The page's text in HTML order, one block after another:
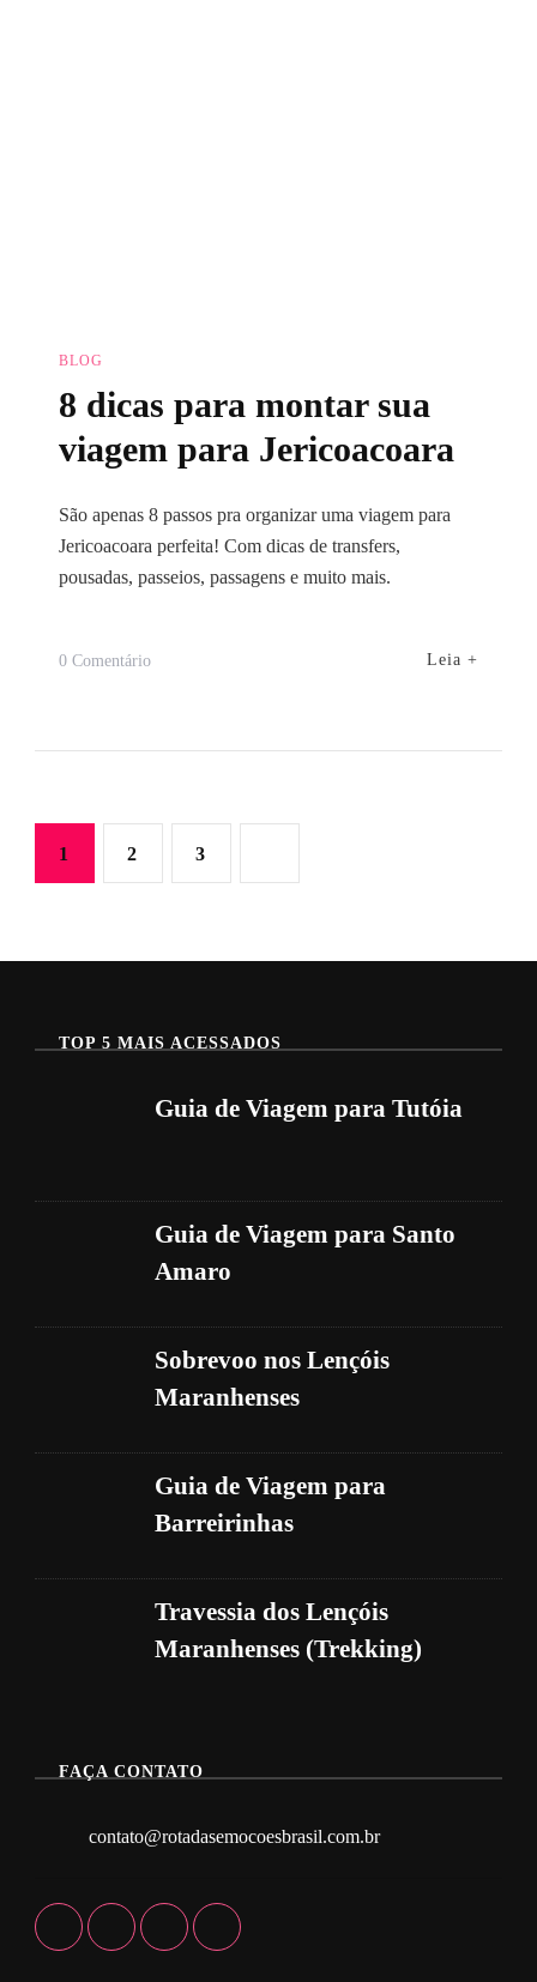
BLOG
8 dicas para montar sua
viagem para Jericoacoara
São apenas 8 passos pra organizar uma viagem para
Jericoacoara perfeita! Com dicas de transfers,
pousadas, passeios, passagens e muito mais.
0 ComentárioEm
Leia +
Paginação
posts
Página
1 Página
2 Página
3
TOP 5 MAIS ACESSADOS
Guia de Viagem para Tutóia
Guia de Viagem para Santo
Amaro
Sobrevoo nos Lençóis
Maranhenses
Guia de Viagem para
Barreirinhas
Travessia dos Lençóis
Maranhenses (Trekking)
FAÇA CONTATO
contato@rotadasemocoesbrasil.com.br